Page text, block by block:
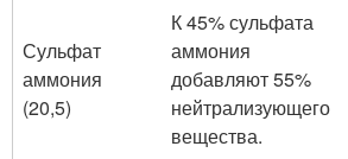
Сульфат
аммония
(20,5)
К 45% сульфата
аммония
добавляют 55%
нейтрализующего
вещества.